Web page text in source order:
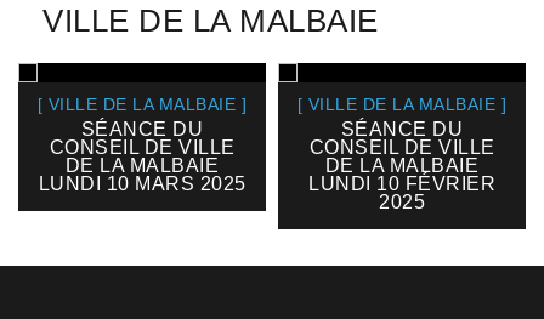
VILLE DE LA MALBAIE
[ VILLE DE LA MALBAIE ]
SÉANCE DU
CONSEIL DE VILLE
DE LA MALBAIE
LUNDI 10 MARS 2025
[ VILLE DE LA MALBAIE ]
SÉANCE DU
CONSEIL DE VILLE
DE LA MALBAIE
LUNDI 10 FÉVRIER
2025